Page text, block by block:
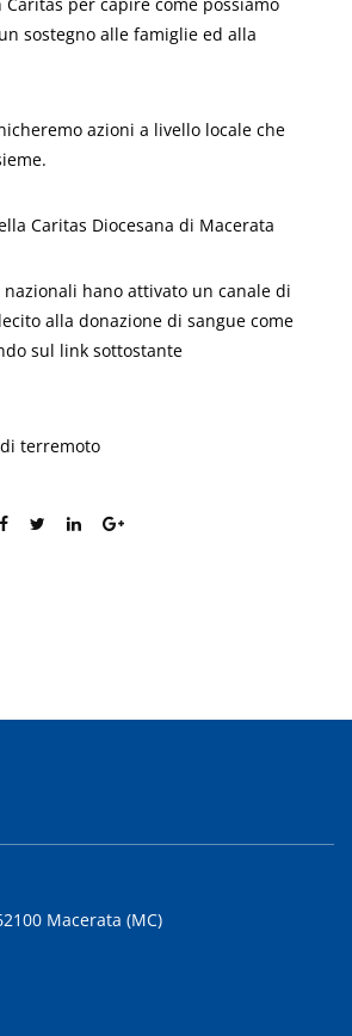
sostegno alle famiglie ed alla
azioni a livello locale che
Caritas Diocesana di Macerata
hano attivato un canale di
alla donazione di sangue come
sul link sottostante
terremoto
Macerata (MC)